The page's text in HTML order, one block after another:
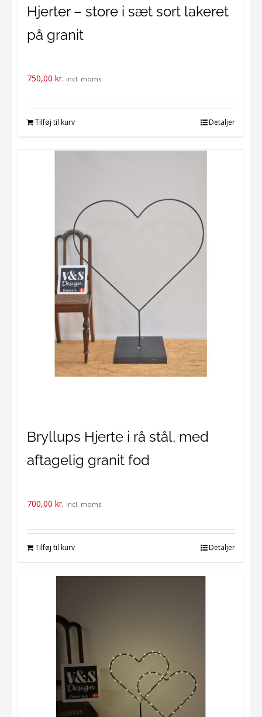
Hjerter – store i sæt sort lakeret
på granit
750,00 kr. incl. moms
Tilføj til kurv Detaljer
Bryllups Hjerte i rå stål, med
aftagelig granit fod
700,00 kr. incl. moms
Tilføj til kurv Detaljer